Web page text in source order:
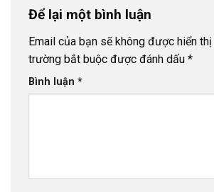
Để lại một bình luận
Email của bạn sẽ không được hiển thị
trường bắt buộc được đánh dấu *
Bình luận *